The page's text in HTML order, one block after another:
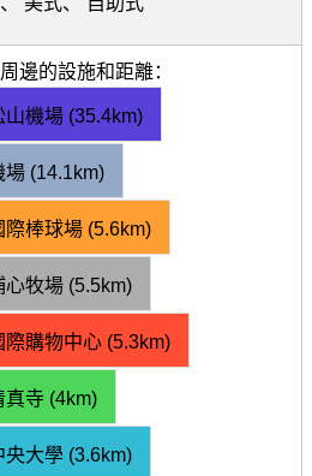
邊的設施和距離：
山機場 (35.4km)
場 (14.1km)
際棒球場 (5.6km)
心牧場 (5.5km)
際購物中心 (5.3km)
真寺 (4km)
央大學 (3.6km)